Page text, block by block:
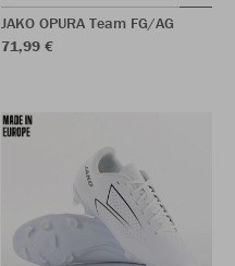
JAKO OPURA Team FG/AG
71,99 €